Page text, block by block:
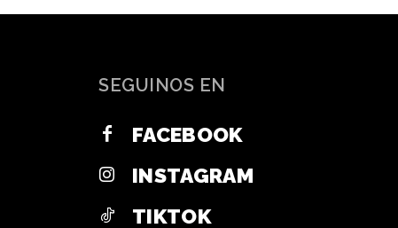
SEGUINOS EN
FACEBOOK
INSTAGRAM
TIKTOK